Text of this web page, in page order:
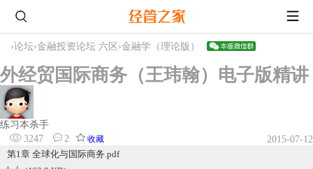
›论坛›金融投资论坛 六区 ›金融学（理论版）
外经贸国际商务（王玮翰）电子版精讲
练习本杀手
3247
2 收藏
2015-07-12
第1章 全球化与国际商务.pdf